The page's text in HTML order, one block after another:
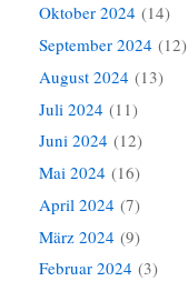
Oktober 2024 (14)
September 2024 (12)
August 2024 (13)
Juli 2024 (11)
Juni 2024 (12)
Mai 2024 (16)
April 2024 (7)
März 2024 (9)
Februar 2024 (3)